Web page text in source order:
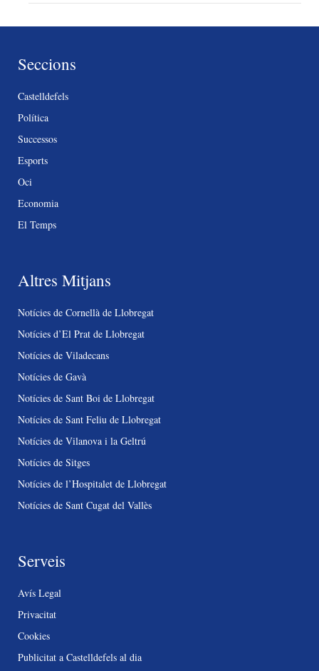
Seccions
Castelldefels
Política
Successos
Esports
Oci
Economia
El Temps
Altres Mitjans
Notícies de Cornellà de Llobregat
Notícies d’El Prat de Llobregat
Notícies de Viladecans
Notícies de Gavà
Notícies de Sant Boi de Llobregat
Notícies de Sant Feliu de Llobregat
Notícies de Vilanova i la Geltrú
Notícies de Sitges
Notícies de l’Hospitalet de Llobregat
Notícies de Sant Cugat del Vallès
Serveis
Avís Legal
Privacitat
Cookies
Publicitat a Castelldefels al dia